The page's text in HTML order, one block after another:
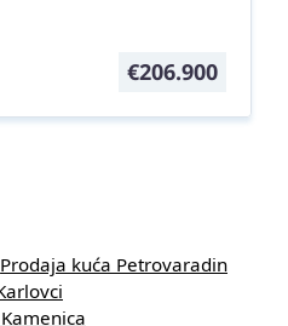
€206.900
Prodaja kuća Petrovaradin